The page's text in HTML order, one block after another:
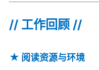
// 工作回顾 //
★ 阅读资源与环境